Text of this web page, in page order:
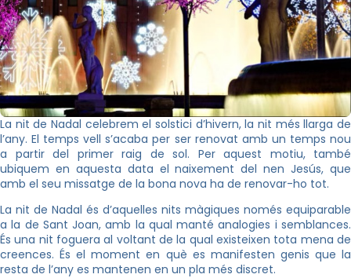
La nit de Nadal celebrem el solstici d’hivern, la nit més llarga de
l’any. El temps vell s’acaba per ser renovat amb un temps nou
a partir del primer raig de sol. Per aquest motiu, també
ubiquem en aquesta data el naixement del nen Jesús, que
amb el seu missatge de la bona nova ha de renovar-ho tot.
La nit de Nadal és d’aquelles nits màgiques només equiparable
a la de Sant Joan, amb la qual manté analogies i semblances.
És una nit foguera al voltant de la qual existeixen tota mena de
creences. És el moment en què es manifesten genis que la
resta de l’any es mantenen en un pla més discret.